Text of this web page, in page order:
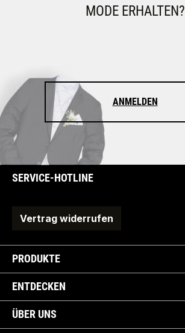
MODE ERHALTEN?
ANMELDEN
SERVICE-HOTLINE
Vertrag widerrufen
PRODUKTE
ENTDECKEN
ÜBER UNS